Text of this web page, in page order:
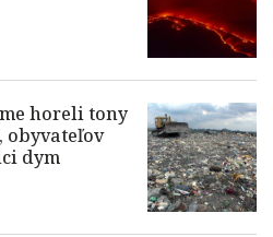
horeli tony
obyvateľov
dym